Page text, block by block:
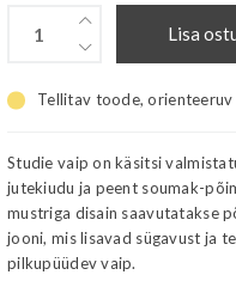
Lisa
Tellitav toode, orienteeruv
Studie vaip on käsitsi
jutekiudu ja peent soumak-
mustriga disain saavutatakse
jooni, mis lisavad sügavust ja
pilkupüüdev vaip.